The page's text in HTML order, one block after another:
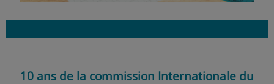
10 ans de la commission Internationale du